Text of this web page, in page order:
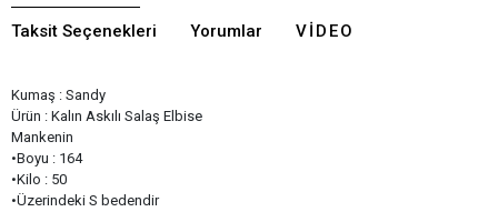
Taksit Seçenekleri Yorumlar VIDEO
Kumaş : Sandy
Ürün : Kalın Askılı Salaş Elbise
Mankenin
•Boyu : 164
•Kilo : 50
•Üzerindeki S bedendir